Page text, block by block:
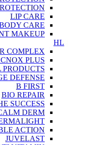
LIP CARE
CARE
MAKEUP
HL
COMPLEX
PLUS
DEFENSE
B FIRST
BIO REPAIR
SUCCESS
DERM
ACTION
JUVELAST